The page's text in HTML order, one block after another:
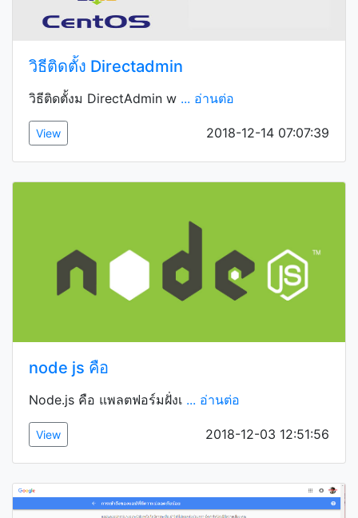
วิธีติดตั้ง Directadmin
วิธีติดตั้งม DirectAdmin w ... อ่านต่อ
View 2018-12-14 07:07:39
node js คือ
Node.js คือ แพลตฟอร์มฝั่งเ ... อ่านต่อ
View 2018-12-03 12:51:56